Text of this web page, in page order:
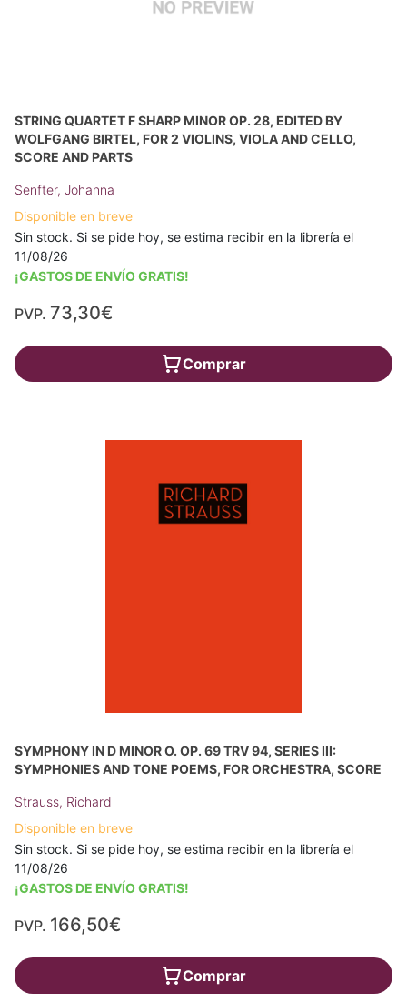
STRING QUARTET F SHARP MINOR OP. 28, EDITED BY
WOLFGANG BIRTEL, FOR 2 VIOLINS, VIOLA AND CELLO,
SCORE AND PARTS
Senfter, Johanna
Disponible en breve
Sin stock. Si se pide hoy, se estima recibir en la librería el
11/08/26
¡GASTOS DE ENVÍO GRATIS!
PVP. 73,30€
Comprar
SYMPHONY IN D MINOR O. OP. 69 TRV 94, SERIES III:
SYMPHONIES AND TONE POEMS, FOR ORCHESTRA, SCORE
Strauss, Richard
Disponible en breve
Sin stock. Si se pide hoy, se estima recibir en la librería el
11/08/26
¡GASTOS DE ENVÍO GRATIS!
PVP. 166,50€
Comprar